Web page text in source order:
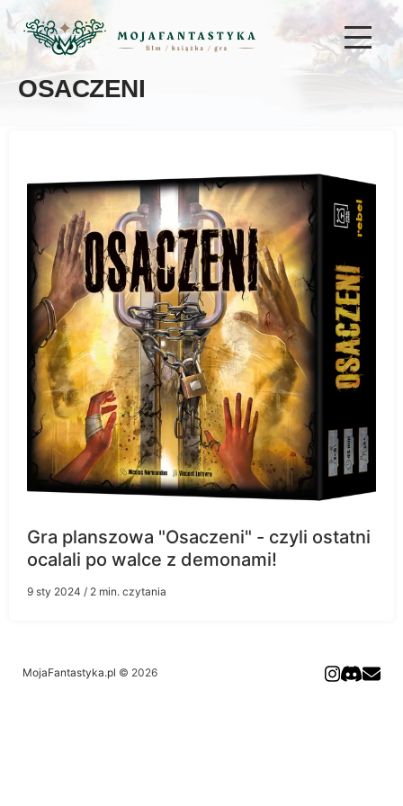
OSACZENI
Gra planszowa "Osaczeni" - czyli ostatni
ocalali po walce z demonami!
9 sty 2024 / 2 min. czytania
MojaFantastyka.pl © 2026